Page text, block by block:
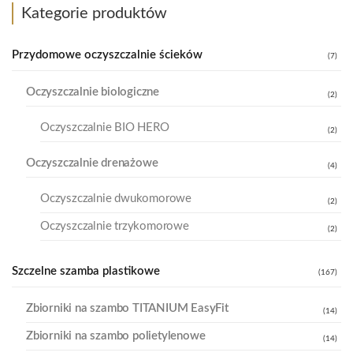
Kategorie produktów
Przydomowe oczyszczalnie ścieków (7)
Oczyszczalnie biologiczne (2)
Oczyszczalnie BIO HERO (2)
Oczyszczalnie drenażowe (4)
Oczyszczalnie dwukomorowe (2)
Oczyszczalnie trzykomorowe (2)
Szczelne szamba plastikowe (167)
Zbiorniki na szambo TITANIUM EasyFit (14)
Zbiorniki na szambo polietylenowe (14)